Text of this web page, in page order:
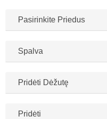
Pasirinkite Priedus
Spalva
Pridėti Dėžutę
Pridėti